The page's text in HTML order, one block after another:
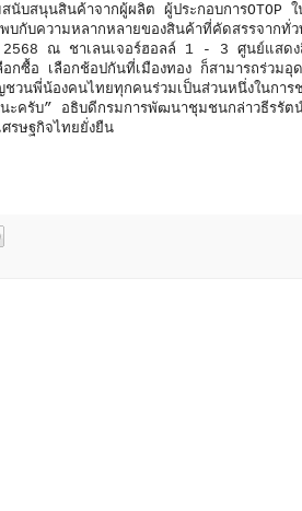
นับสนุนสินค้าจากผู้ผลิต ผู้ประกอบการ
กับความหลากหลายของสินค้าที่คัดสรรจาก
ณ ชาเลนเจอร์ฮอลล์ 1 - 3 ศูนย์แสดงสิ
อกซื้อ เลือกช้อปกันที่เมืองทอง ก็สามารถร่ว
นพี่น้องคนไทยทุกคนร่วมเป็นส่วนหนึ่งในการ
ะครับ” อธิบดีกรมการพัฒนาชุมชนกล่าวธีร
ย เศรษฐกิจไทยยั่งยืน